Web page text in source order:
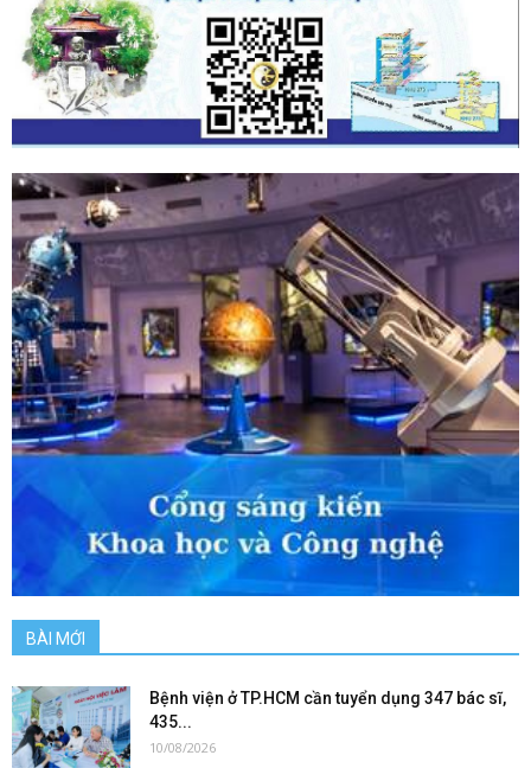
BÀI MỚI
Bệnh viện ở TP.HCM cần tuyển dụng 347 bác sĩ,
435...
10/08/2026